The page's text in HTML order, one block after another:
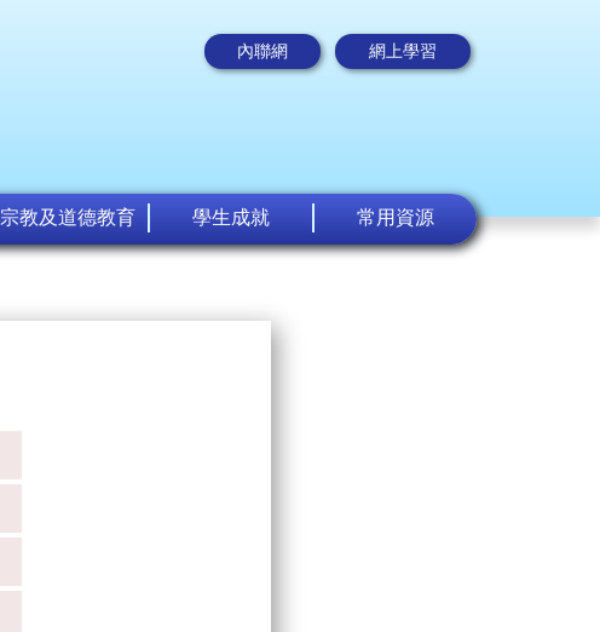
內聯網 網上學習
宗教及道德教育 學生成就 常用資源